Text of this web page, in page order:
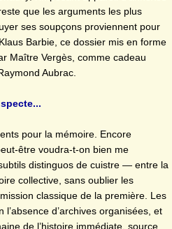
que les arguments les plus
ses soupçons proviennent pour
Barbie, ce dossier mis en forme
Maître Vergès, comme cadeau
Aubrac.
pour la mémoire. Encore
être voudra-t-on bien me
distinguos de cuistre — entre la
collective, sans oublier les
classique de la première. Les
d’archives organisées, et
de l’histoire immédiate, source